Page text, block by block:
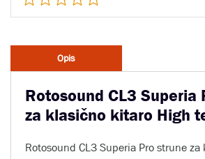
Opis
Rotosound CL3 Superia
za klasično kitaro High
Rotosound CL3 Superia Pro strune